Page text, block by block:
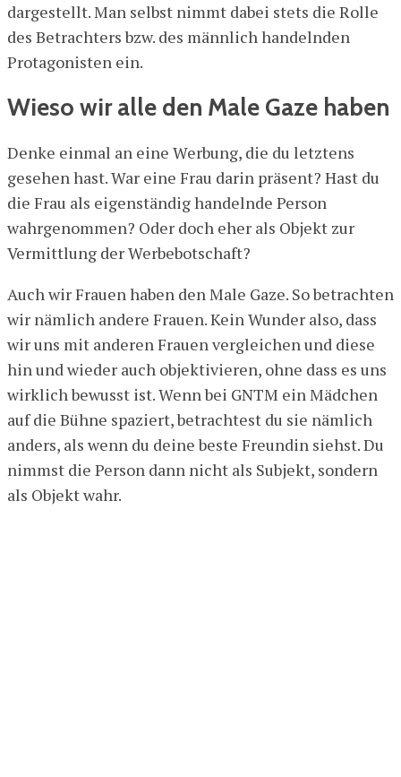
dargestellt. Man selbst nimmt dabei stets die Rolle
des Betrachters bzw. des männlich handelnden
Protagonisten ein.
Wieso wir alle den Male Gaze haben
Denke einmal an eine Werbung, die du letztens
gesehen hast. War eine Frau darin präsent? Hast du
die Frau als eigenständig handelnde Person
wahrgenommen? Oder doch eher als Objekt zur
Vermittlung der Werbebotschaft?
Auch wir Frauen haben den Male Gaze. So betrachten
wir nämlich andere Frauen. Kein Wunder also, dass
wir uns mit anderen Frauen vergleichen und diese
hin und wieder auch objektivieren, ohne dass es uns
wirklich bewusst ist. Wenn bei GNTM ein Mädchen
auf die Bühne spaziert, betrachtest du sie nämlich
anders, als wenn du deine beste Freundin siehst. Du
nimmst die Person dann nicht als Subjekt, sondern
als Objekt wahr.